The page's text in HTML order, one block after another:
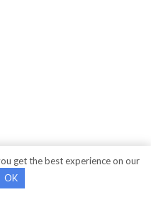
get the best experience on our
OK